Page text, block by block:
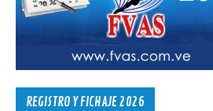
REGISTRO Y FICHAJE 2026